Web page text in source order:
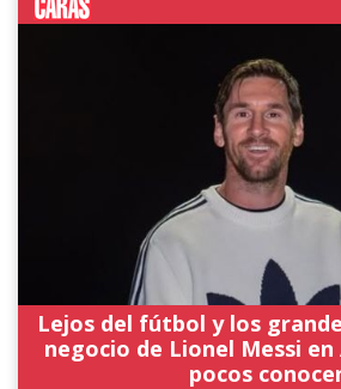
Lejos del fútbol y los
negocio de Lionel Messi
pocos